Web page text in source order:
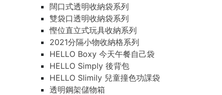
闊口式透明收納袋系列
雙袋口透明收納袋系列
慳位直立式玩具收納系列
2021分隔小物收納格系列
HELLO Boxy 今天午餐自己袋
HELLO Simply 後背包
HELLO Slimily 兒童撞色功課袋
透明鋼架儲物箱